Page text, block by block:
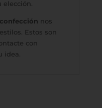
nos
Estos son
con
idea.